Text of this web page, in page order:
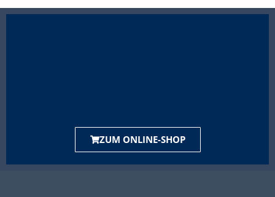
ZUM ONLINE-SHOP